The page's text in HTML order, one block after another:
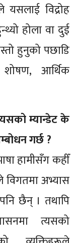
विद्रोह
होला वा दुई
हुनुको पछाडि
आर्थिक
म्यान्डेट के
गर्छ ?
हामीसँग कहीँ
विगतमा अभ्यास
छैन् । तथापि
त्यसको